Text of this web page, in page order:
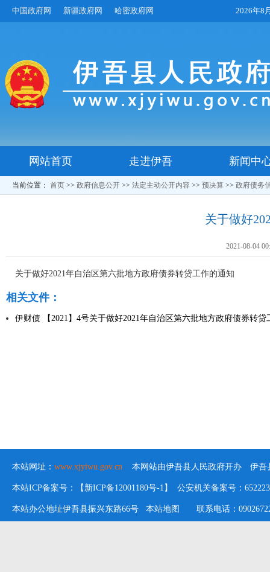
中国政府网 新疆政府网 哈密政府网 2026年8
网站首页 走进伊吾 新闻中
当前位置： 首页 >> 政府信息公开 >> 法定主动公开内容 >> 预决算 >> 政府债务
关于做好
2021-08-04
关于做好2021年自治区第六批地方政府债券转贷工作的通知
相关文件：
伊财债 【2021】4号关于做好2021年自治区第六批地方政府债券转贷
本站网址： www.xjyiwu.gov.cn 本网站由伊吾县人民政府开办 伊吾
本站ICP备案号：【新ICP备12001180号-1】 公安机关备案号：
本站办公地址伊吾县振兴东路66号 本站地图 联系电话：